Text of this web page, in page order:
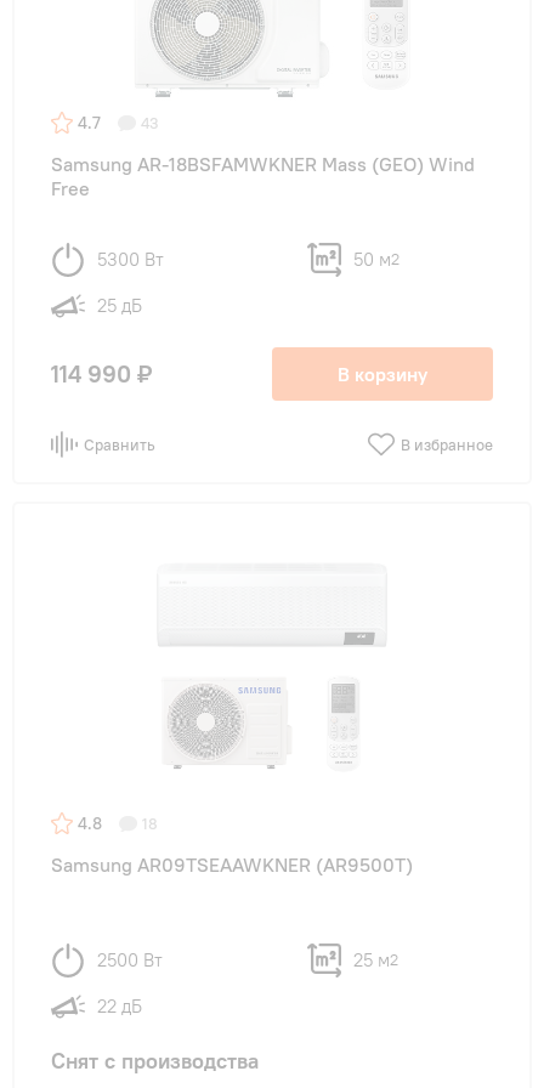
4.7 43
Samsung AR-18BSFAMWKNER Mass (GEO) Wind
Free
5300 Вт 50 м2
25 дБ
114 990 ₽ В корзину
Сравнить В избранное
4.8 18
Samsung AR09TSEAAWKNER (AR9500T)
2500 Вт 25 м2
22 дБ
Снят с производства